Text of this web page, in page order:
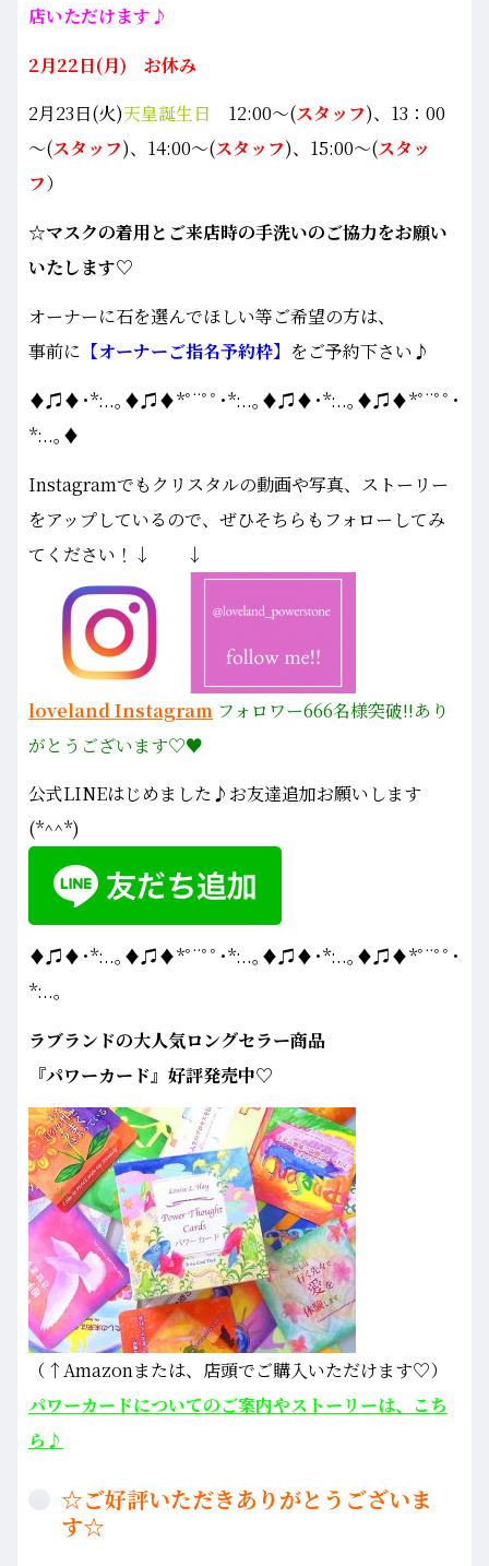
店いただけます♪
2月22日(月) お休み
2月23日(火)天皇誕生日 12:00～(スタッフ)、13：00
～(スタッフ)、14:00～(スタッフ)、15:00～(スタッ
フ）
☆マスクの着用とご来店時の手洗いのご協力をお願い
いたします♡
オーナーに石を選んでほしい等ご希望の方は、
事前に 【オーナーご指名予約枠】 をご予約下さい♪
♦♫♦･*:..｡♦♫♦*ﾟ¨ﾟﾟ･*:..｡♦♫♦･*:..｡♦♫♦*ﾟ¨ﾟﾟ･
*:..｡♦
Instagramでもクリスタルの動画や写真、ストーリー
をアップしているので、ぜひそちらもフォローしてみ
てください！↓ ↓
loveland Instagram フォロワー666名様突破!!あり
がとうございます♡♥
公式LINEはじめました♪お友達追加お願いします
(*^^*)
♦♫♦･*:..｡♦♫♦*ﾟ¨ﾟﾟ･*:..｡♦♫♦･*:..｡♦♫♦*ﾟ¨ﾟﾟ･
*:..｡
ラブランドの大人気ロングセラー商品
『パワーカード』好評発売中♡
（↑Amazonまたは、店頭でご購入いただけます♡）
パワーカードについてのご案内やストーリーは、こち
ら♪
☆ご好評いただきありがとうございま
す☆